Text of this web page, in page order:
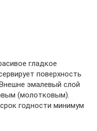
гладкое
поверхность
эмалевый слой
(молотковым).
годности минимум